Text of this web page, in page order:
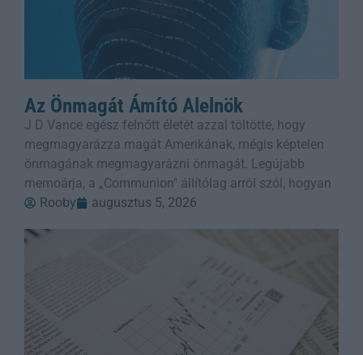
Az Önmagát Ámító Alelnök
J D Vance egész felnőtt életét azzal töltötte, hogy
megmagyarázza magát Amerikának, mégis képtelen
önmagának megmagyarázni önmagát. Legújabb
memoárja, a „Communion" állítólag arról szól, hogyan
Rooby
augusztus 5, 2026